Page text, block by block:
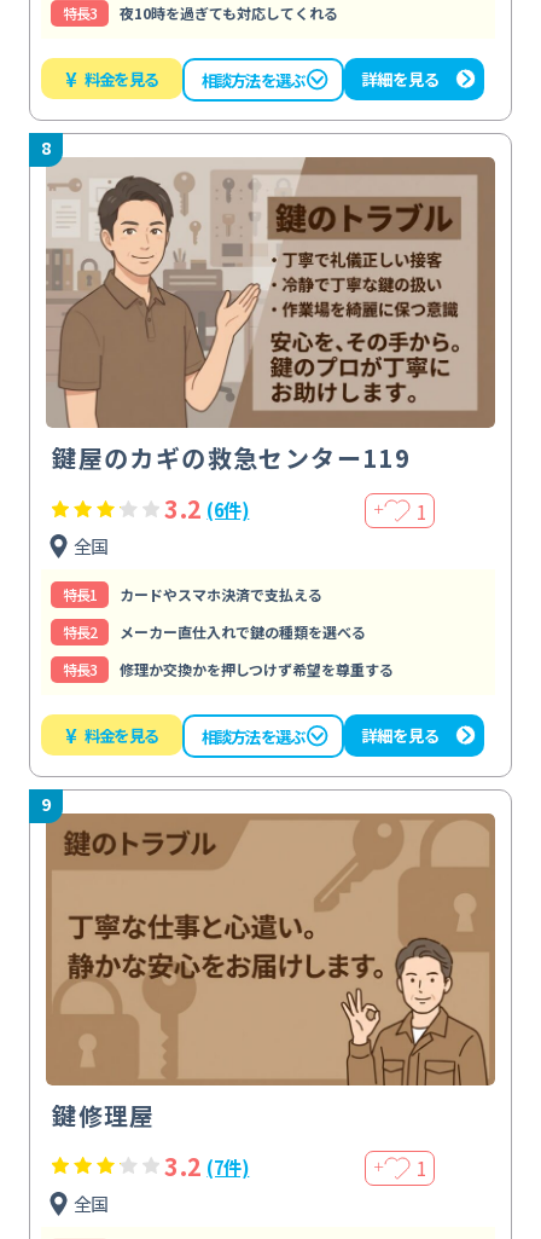
特⻑3
夜10時を過ぎても対応してくれる
¥ 料金を見る 相談方法を選ぶ 詳細を見る
8
鍵屋のカギの救急センター119
3.2 (6件) ＋ 1
全国
特⻑1
カードやスマホ決済で支払える
特⻑2
メーカー直仕入れで鍵の種類を選べる
特⻑3
修理か交換かを押しつけず希望を尊重する
¥ 料金を見る 相談方法を選ぶ 詳細を見る
9
鍵修理屋
3.2 (7件) ＋ 1
全国